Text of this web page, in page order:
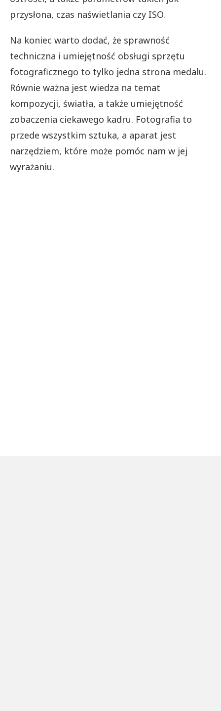
przysłona, czas naświetlania czy ISO.
Na koniec warto dodać, że sprawność
techniczna i umiejętność obsługi sprzętu
fotograficznego to tylko jedna strona medalu.
Równie ważna jest wiedza na temat
kompozycji, światła, a także umiejętność
zobaczenia ciekawego kadru. Fotografia to
przede wszystkim sztuka, a aparat jest
narzędziem, które może pomóc nam w jej
wyrażaniu.